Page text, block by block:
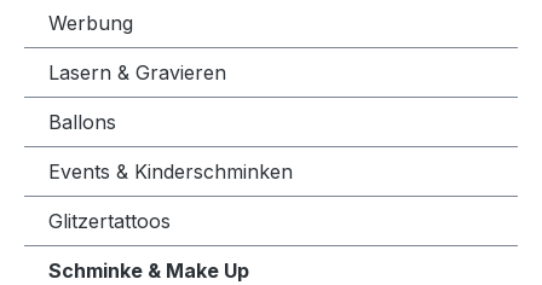
Werbung
Lasern & Gravieren
Ballons
Events & Kinderschminken
Glitzertattoos
Schminke & Make Up